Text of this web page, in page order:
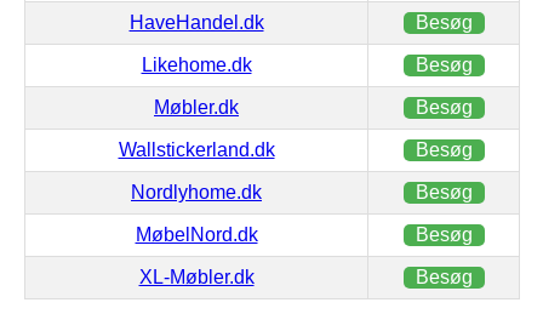
HaveHandel.dk Besøg
Likehome.dk Besøg
Møbler.dk Besøg
Wallstickerland.dk Besøg
Nordlyhome.dk Besøg
MøbelNord.dk Besøg
XL-Møbler.dk Besøg